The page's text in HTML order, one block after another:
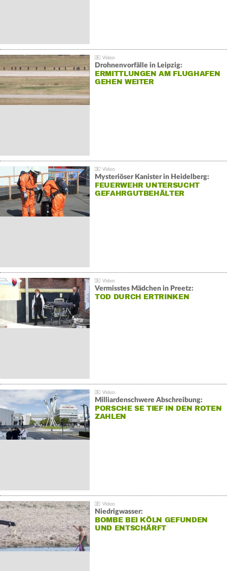
Drohnenvorfälle in Leipzig:
ERMITTLUNGEN AM FLUGHAFEN
GEHEN WEITER
Mysteriöser Kanister in Heidelberg:
FEUERWEHR UNTERSUCHT
GEFAHRGUTBEHÄLTER
Vermisstes Mädchen in Preetz:
TOD DURCH ERTRINKEN
Milliardenschwere Abschreibung:
PORSCHE SE TIEF IN DEN ROTEN
ZAHLEN
Niedrigwasser:
BOMBE BEI KÖLN GEFUNDEN
UND ENTSCHÄRFT